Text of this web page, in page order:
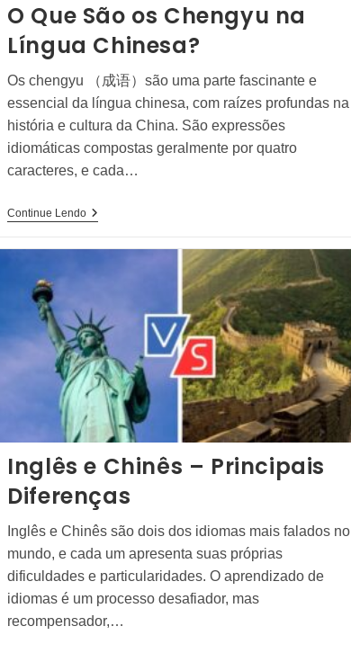
O Que São os Chengyu na
Língua Chinesa?
Os chengyu （成语）são uma parte fascinante e
essencial da língua chinesa, com raízes profundas na
história e cultura da China. São expressões
idiomáticas compostas geralmente por quatro
caracteres, e cada…
Continue LendoO
Chinesa?
Inglês e Chinês – Principais
Diferenças
Inglês e Chinês são dois dos idiomas mais falados no
mundo, e cada um apresenta suas próprias
dificuldades e particularidades. O aprendizado de
idiomas é um processo desafiador, mas
recompensador,…